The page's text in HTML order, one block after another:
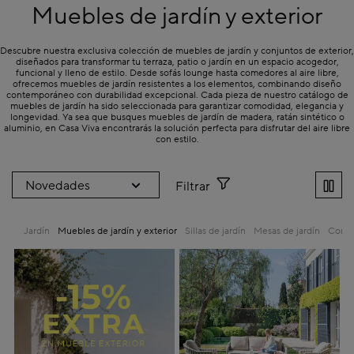
Muebles de jardín y exterior
Descubre nuestra exclusiva colección de muebles de jardín y conjuntos de exterior,
diseñados para transformar tu terraza, patio o jardín en un espacio acogedor,
funcional y lleno de estilo. Desde sofás lounge hasta comedores al aire libre,
ofrecemos muebles de jardín resistentes a los elementos, combinando diseño
contemporáneo con durabilidad excepcional. Cada pieza de nuestro catálogo de
muebles de jardín ha sido seleccionada para garantizar comodidad, elegancia y
longevidad. Ya sea que busques muebles de jardín de madera, ratán sintético o
aluminio, en Casa Viva encontrarás la solución perfecta para disfrutar del aire libre
con estilo.
Filtrar
Jardín Muebles de jardín y exterior Sillas de jardín Mesas de jardín